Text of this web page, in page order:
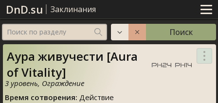
DnD.su Заклинания
Поиск по разделу Поиск
Аура живучести [Aura
of Vitality]
3 уровень, Ограждение
Время сотворения: Действие